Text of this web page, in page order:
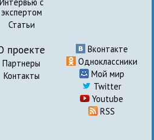
экспертом
Статьи
проекте
Партнеры
Контакты
Вконтакте
Одноклассники
Мой мир
Twitter
Youtube
RSS